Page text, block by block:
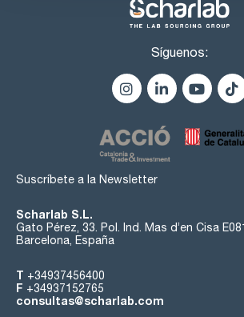
Síguenos:
Suscríbete a la Newsletter
Scharlab S.L.
Gato Pérez, 33. Pol. Ind. Mas d’en Cisa
Barcelona, España
T +34937456400
F +34937152765
consultas@scharlab.com